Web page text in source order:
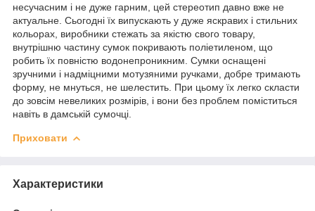
несучасним і не дуже гарним, цей стереотип давно вже не
актуальне. Сьогодні їх випускають у дуже яскравих і стильних
кольорах, виробники стежать за якістю свого товару,
внутрішню частину сумок покривають поліетиленом, що
робить їх повністю водонепроникним. Сумки оснащені
зручними і надміцними мотузяними ручками, добре тримають
форму, не мнуться, не шелестить. При цьому їх легко скласти
до зовсім невеликих розмірів, і вони без проблем поміститься
навіть в дамській сумочці.
Приховати
Характеристики